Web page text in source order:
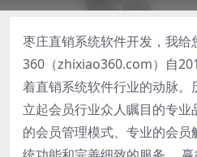
枣庄直销系统软件开发，我给
360（zhixiao360.com）自
着直销系统软件行业的动脉
立起会员行业众人瞩目的专
的会员管理模式、专业的会